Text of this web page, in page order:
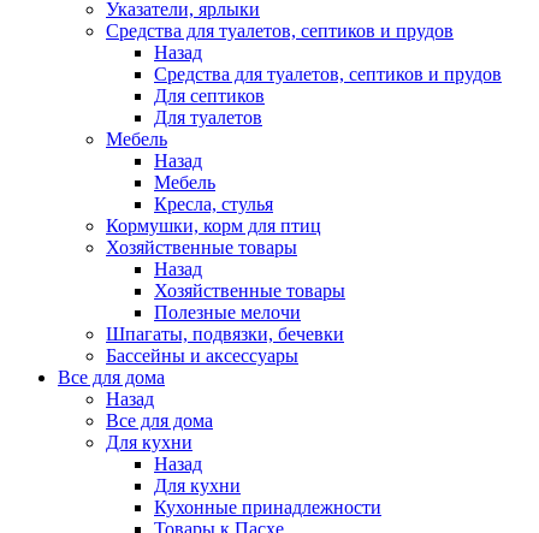
Указатели, ярлыки
Средства для туалетов, септиков и прудов
Назад
Средства для туалетов, септиков и прудов
Для септиков
Для туалетов
Мебель
Назад
Мебель
Кресла, стулья
Кормушки, корм для птиц
Хозяйственные товары
Назад
Хозяйственные товары
Полезные мелочи
Шпагаты, подвязки, бечевки
Бассейны и аксессуары
Все для дома
Назад
Все для дома
Для кухни
Назад
Для кухни
Кухонные принадлежности
Товары к Пасхе